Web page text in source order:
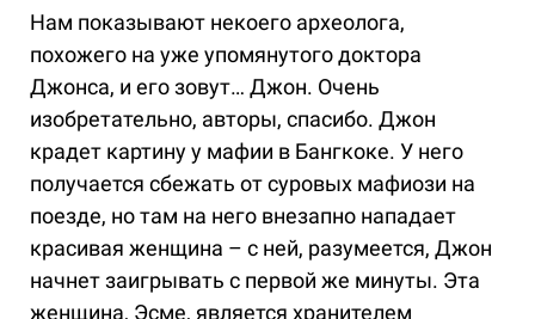
Нам показывают некоего археолога,
похожего на уже упомянутого доктора
Джонса, и его зовут… Джон. Очень
изобретательно, авторы, спасибо. Джон
крадет картину у мафии в Бангкоке. У него
получается сбежать от суровых мафиози на
поезде, но там на него внезапно нападает
красивая женщина – с ней, разумеется, Джон
начнет заигрывать с первой же минуты. Эта
женщина, Эсме, является хранителем